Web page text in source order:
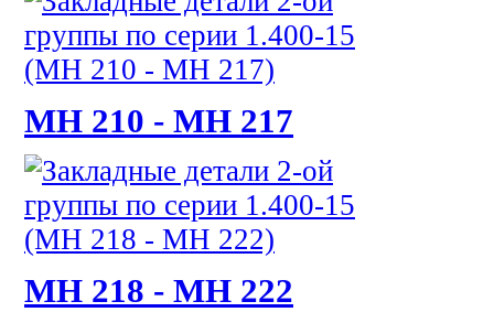
МН 210 - МН 217
МН 218 - МН 222